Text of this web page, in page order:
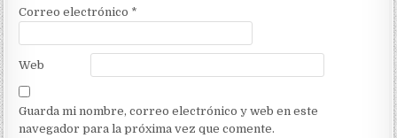
Correo electrónico *
Web
Guarda mi nombre, correo electrónico y web en este
navegador para la próxima vez que comente.